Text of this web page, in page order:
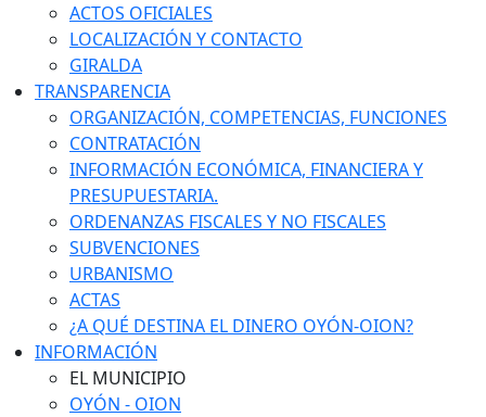
ACTOS OFICIALES
LOCALIZACIÓN Y CONTACTO
GIRALDA
TRANSPARENCIA
ORGANIZACIÓN, COMPETENCIAS, FUNCIONES
CONTRATACIÓN
INFORMACIÓN ECONÓMICA, FINANCIERA Y
PRESUPUESTARIA.
ORDENANZAS FISCALES Y NO FISCALES
SUBVENCIONES
URBANISMO
ACTAS
¿A QUÉ DESTINA EL DINERO OYÓN-OION?
INFORMACIÓN
EL MUNICIPIO
OYÓN - OION